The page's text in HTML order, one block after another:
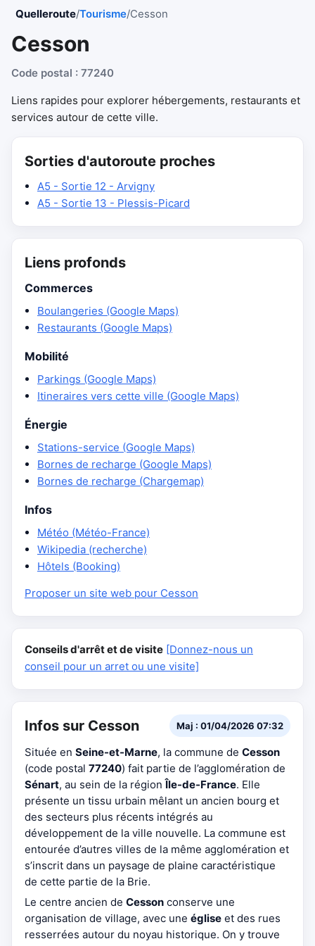
Quelleroute/Tourisme/Cesson
Cesson
Code postal : 77240
Liens rapides pour explorer hébergements, restaurants et
services autour de cette ville.
Sorties d'autoroute proches
A5 - Sortie 12 - Arvigny
A5 - Sortie 13 - Plessis-Picard
Liens profonds
Commerces
Boulangeries (Google Maps)
Restaurants (Google Maps)
Mobilité
Parkings (Google Maps)
Itineraires vers cette ville (Google Maps)
Énergie
Stations-service (Google Maps)
Bornes de recharge (Google Maps)
Bornes de recharge (Chargemap)
Infos
Météo (Météo-France)
Wikipedia (recherche)
Hôtels (Booking)
Proposer un site web pour Cesson
Conseils d'arrêt et de visite [Donnez-nous un
conseil pour un arret ou une visite]
Infos sur Cesson Maj : 01/04/2026 07:32
Située en Seine-et-Marne, la commune de Cesson
(code postal 77240) fait partie de l’agglomération de
Sénart, au sein de la régionÎle-de-France. Elle
présente un tissu urbain mêlant un ancien bourg et
des secteurs plus récents intégrés au
développement de la ville nouvelle. La commune est
entourée d’autres villes de la même agglomération et
s’inscrit dans un paysage de plaine caractéristique
de cette partie de la Brie.
Le centre ancien de Cesson conserve une
organisation de village, avec une église et des rues
resserrées autour du noyau historique. On y trouve